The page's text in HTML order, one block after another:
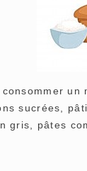
sucrées,
gris, pâtes